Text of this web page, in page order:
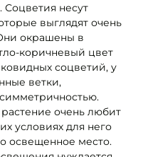
Соцветия несут
выглядят очень
окрашены в
коричневый цвет
соцветий, у
ветки,
очень любит
условиях для него
освещенное место.